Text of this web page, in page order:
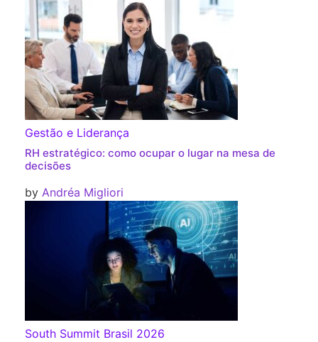
Gestão e Liderança
RH estratégico: como ocupar o lugar na mesa de
decisões
by Andréa Migliori
South Summit Brasil 2026